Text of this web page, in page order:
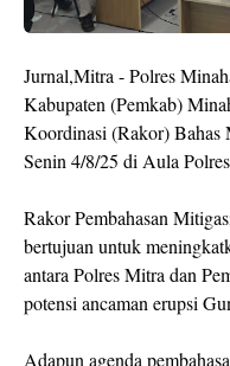
Jurnal,Mitra - Polres
Kabupaten (Pemkab)
Koordinasi (Rakor) Bahas
Senin 4/8/25 di Aula
Rakor Pembahasan
bertujuan untuk
antara Polres Mitra dan
potensi ancaman erupsi
Adapun agenda